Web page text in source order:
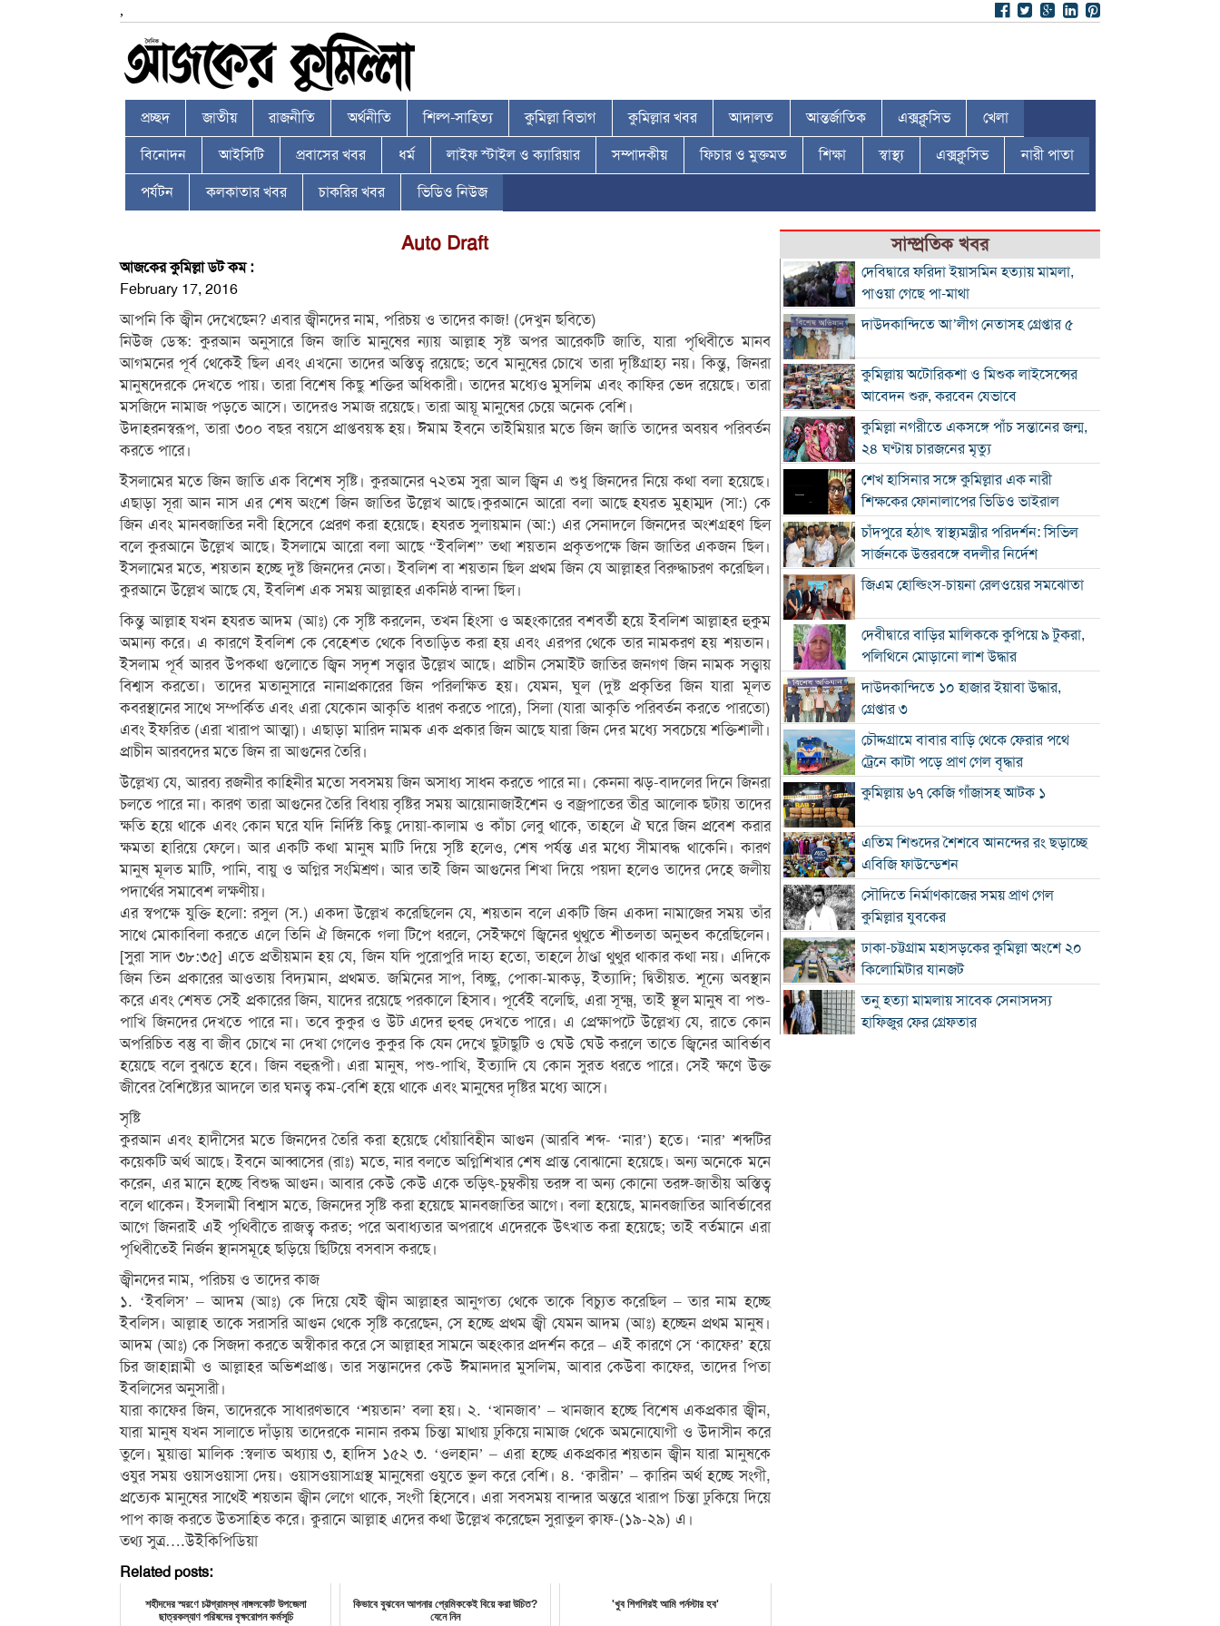
,
প্রচ্ছদ জাতীয় রাজনীতি অর্থনীতি শিল্প-সাহিত্য কুমিল্লা বিভাগ কুমিল্লার খবর আদালত আন্তর্জাতিক এক্সক্লুসিভ খেলা
বিনোদন আইসিটি প্রবাসের খবর ধর্ম লাইফ স্টাইল ও ক্যারিয়ার সম্পাদকীয় ফিচার ও মুক্তমত শিক্ষা স্বাস্থ্য এক্সক্লুসিভ নারী পাতা
পর্যটন কলকাতার খবর চাকরির খবর ভিডিও নিউজ
Auto Draft
আজকের কুমিল্লা ডট কম :
February 17, 2016
আপনি কি জ্বীন দেখেছেন? এবার জ্বীনদের নাম, পরিচয় ও তাদের কাজ! (দেখুন ছবিতে)
নিউজ ডেস্ক: কুরআন অনুসারে জিন জাতি মানুষের ন্যায় আল্লাহ সৃষ্ট অপর আরেকটি জাতি, যারা পৃথিবীতে মানব
আগমনের পূর্ব থেকেই ছিল এবং এখনো তাদের অস্তিত্ব রয়েছে; তবে মানুষের চোখে তারা দৃষ্টিগ্রাহ্য নয়। কিন্তু, জিনরা
মানুষদেরকে দেখতে পায়। তারা বিশেষ কিছু শক্তির অধিকারী। তাদের মধ্যেও মুসলিম এবং কাফির ভেদ রয়েছে। তারা
মসজিদে নামাজ পড়তে আসে। তাদেরও সমাজ রয়েছে। তারা আয়ূ মানুষের চেয়ে অনেক বেশি।
উদাহরনস্বরূপ, তারা ৩০০ বছর বয়সে প্রাপ্তবয়স্ক হয়। ঈমাম ইবনে তাইমিয়ার মতে জিন জাতি তাদের অবয়ব পরিবর্তন
করতে পারে।
ইসলামের মতে জিন জাতি এক বিশেষ সৃষ্টি। কুরআনের ৭২তম সুরা আল জ্বিন এ শুধু জিনদের নিয়ে কথা বলা হয়েছে।
এছাড়া সূরা আন নাস এর শেষ অংশে জিন জাতির উল্লেখ আছে।কুরআনে আরো বলা আছে হযরত মুহাম্মদ (সা:) কে
জিন এবং মানবজাতির নবী হিসেবে প্রেরণ করা হয়েছে। হযরত সুলায়মান (আ:) এর সেনাদলে জিনদের অংশগ্রহণ ছিল
বলে কুরআনে উল্লেখ আছে। ইসলামে আরো বলা আছে “ইবলিশ” তথা শয়তান প্রকৃতপক্ষে জিন জাতির একজন ছিল।
ইসলামের মতে, শয়তান হচ্ছে দুষ্ট জিনদের নেতা। ইবলিশ বা শয়তান ছিল প্রথম জিন যে আল্লাহর বিরুদ্ধাচরণ করেছিল।
কুরআনে উল্লেখ আছে যে, ইবলিশ এক সময় আল্লাহর একনিষ্ঠ বান্দা ছিল।
কিন্তু আল্লাহ যখন হযরত আদম (আঃ) কে সৃষ্টি করলেন, তখন হিংসা ও অহংকারের বশবর্তী হয়ে ইবলিশ আল্লাহর হুকুম
অমান্য করে। এ কারণে ইবলিশ কে বেহেশত থেকে বিতাড়িত করা হয় এবং এরপর থেকে তার নামকরণ হয় শয়তান।
ইসলাম পূর্ব আরব উপকথা গুলোতে জ্বিন সদৃশ সত্ত্বার উল্লেখ আছে। প্রাচীন সেমাইট জাতির জনগণ জিন নামক সত্ত্বায়
বিশ্বাস করতো। তাদের মতানুসারে নানাপ্রকারের জিন পরিলক্ষিত হয়। যেমন, ঘুল (দুষ্ট প্রকৃতির জিন যারা মূলত
কবরস্থানের সাথে সম্পর্কিত এবং এরা যেকোন আকৃতি ধারণ করতে পারে), সিলা (যারা আকৃতি পরিবর্তন করতে পারতো)
এবং ইফরিত (এরা খারাপ আত্মা)। এছাড়া মারিদ নামক এক প্রকার জিন আছে যারা জিন দের মধ্যে সবচেয়ে শক্তিশালী।
প্রাচীন আরবদের মতে জিন রা আগুনের তৈরি।
উল্লেখ্য যে, আরব্য রজনীর কাহিনীর মতো সবসময় জিন অসাধ্য সাধন করতে পারে না। কেননা ঝড়-বাদলের দিনে জিনরা
চলতে পারে না। কারণ তারা আগুনের তৈরি বিধায় বৃষ্টির সময় আয়োনাজাইশেন ও বজ্রপাতের তীব্র আলোক ছটায় তাদের
ক্ষতি হয়ে থাকে এবং কোন ঘরে যদি নির্দিষ্ট কিছু দোয়া-কালাম ও কাঁচা লেবু থাকে, তাহলে ঐ ঘরে জিন প্রবেশ করার
ক্ষমতা হারিয়ে ফেলে। আর একটি কথা মানুষ মাটি দিয়ে সৃষ্টি হলেও, শেষ পর্যন্ত এর মধ্যে সীমাবদ্ধ থাকেনি। কারণ
মানুষ মূলত মাটি, পানি, বায়ু ও অগ্নির সংমিশ্রণ। আর তাই জিন আগুনের শিখা দিয়ে পয়দা হলেও তাদের দেহে জলীয়
পদার্থের সমাবেশ লক্ষণীয়।
এর স্বপক্ষে যুক্তি হলো: রসুল (স.) একদা উল্লেখ করেছিলেন যে, শয়তান বলে একটি জিন একদা নামাজের সময় তাঁর
সাথে মোকাবিলা করতে এলে তিনি ঐ জিনকে গলা টিপে ধরলে, সেইক্ষণে জ্বিনের থুথুতে শীতলতা অনুভব করেছিলেন।
[সুরা সাদ ৩৮:৩৫] এতে প্রতীয়মান হয় যে, জিন যদি পুরোপুরি দাহ্য হতো, তাহলে ঠাণ্ডা থুথুর থাকার কথা নয়। এদিকে
জিন তিন প্রকারের আওতায় বিদ্যমান, প্রথমত. জমিনের সাপ, বিচ্ছু, পোকা-মাকড়, ইত্যাদি; দ্বিতীয়ত. শূন্যে অবস্থান
করে এবং শেষত সেই প্রকারের জিন, যাদের রয়েছে পরকালে হিসাব। পূর্বেই বলেছি, এরা সূক্ষ্ম, তাই স্থূল মানুষ বা পশু-
পাখি জিনদের দেখতে পারে না। তবে কুকুর ও উট এদের হুবহু দেখতে পারে। এ প্রেক্ষাপটে উল্লেখ্য যে, রাতে কোন
অপরিচিত বস্তু বা জীব চোখে না দেখা গেলেও কুকুর কি যেন দেখে ছুটাছুটি ও ঘেউ ঘেউ করলে তাতে জ্বিনের আবির্ভাব
হয়েছে বলে বুঝতে হবে। জিন বহুরূপী। এরা মানুষ, পশু-পাখি, ইত্যাদি যে কোন সুরত ধরতে পারে। সেই ক্ষণে উক্ত
জীবের বৈশিষ্ট্যের আদলে তার ঘনত্ব কম-বেশি হয়ে থাকে এবং মানুষের দৃষ্টির মধ্যে আসে।
সৃষ্টি
কুরআন এবং হাদীসের মতে জিনদের তৈরি করা হয়েছে ধোঁয়াবিহীন আগুন (আরবি শব্দ- ‘নার’) হতে। ‘নার’ শব্দটির
কয়েকটি অর্থ আছে। ইবনে আব্বাসের (রাঃ) মতে, নার বলতে অগ্নিশিখার শেষ প্রান্ত বোঝানো হয়েছে। অন্য অনেকে মনে
করেন, এর মানে হচ্ছে বিশুদ্ধ আগুন। আবার কেউ কেউ একে তড়িৎ-চুম্বকীয় তরঙ্গ বা অন্য কোনো তরঙ্গ-জাতীয় অস্তিত্ব
বলে থাকেন। ইসলামী বিশ্বাস মতে, জিনদের সৃষ্টি করা হয়েছে মানবজাতির আগে। বলা হয়েছে, মানবজাতির আবির্ভাবের
আগে জিনরাই এই পৃথিবীতে রাজত্ব করত; পরে অবাধ্যতার অপরাধে এদেরকে উৎখাত করা হয়েছে; তাই বর্তমানে এরা
পৃথিবীতেই নির্জন স্থানসমূহে ছড়িয়ে ছিটিয়ে বসবাস করছে।
জ্বীনদের নাম, পরিচয় ও তাদের কাজ
১. ‘ইবলিস’ – আদম (আঃ) কে দিয়ে যেই জ্বীন আল্লাহর আনুগত্য থেকে তাকে বিচ্যুত করেছিল – তার নাম হচ্ছে
ইবলিস। আল্লাহ তাকে সরাসরি আগুন থেকে সৃষ্টি করেছেন, সে হচ্ছে প্রথম জ্বী যেমন আদম (আঃ) হচ্ছেন প্রথম মানুষ।
আদম (আঃ) কে সিজদা করতে অস্বীকার করে সে আল্লাহর সামনে অহংকার প্রদর্শন করে – এই কারণে সে ‘কাফের’ হয়ে
চির জাহান্নামী ও আল্লাহর অভিশপ্রাপ্ত। তার সন্তানদের কেউ ঈমানদার মুসলিম, আবার কেউবা কাফের, তাদের পিতা
ইবলিসের অনুসারী।
যারা কাফের জিন, তাদেরকে সাধারণভাবে ‘শয়তান’ বলা হয়। ২. ‘খানজাব’ – খানজাব হচ্ছে বিশেষ একপ্রকার জ্বীন,
যারা মানুষ যখন সালাতে দাঁড়ায় তাদেরকে নানান রকম চিন্তা মাথায় ঢুকিয়ে নামাজ থেকে অমনোযোগী ও উদাসীন করে
তুলে। মুয়াত্তা মালিক :স্বলাত অধ্যায় ৩, হাদিস ১৫২ ৩. ‘ওলহান’ – এরা হচ্ছে একপ্রকার শয়তান জ্বীন যারা মানুষকে
ওযুর সময় ওয়াসওয়াসা দেয়। ওয়াসওয়াসাগ্রস্থ মানুষেরা ওযুতে ভুল করে বেশি। ৪. ‘ক্বারীন’ – ক্বারিন অর্থ হচ্ছে সংগী,
প্রত্যেক মানুষের সাথেই শয়তান জ্বীন লেগে থাকে, সংগী হিসেবে। এরা সবসময় বান্দার অন্তরে খারাপ চিন্তা ঢুকিয়ে দিয়ে
পাপ কাজ করতে উতসাহিত করে। ক্বুরানে আল্লাহ এদের কথা উল্লেখ করেছেন সুরাতুল ক্বাফ-(১৯-২৯) এ।
তথ্য সুত্র….উইকিপিডিয়া
Related posts:
শহীদদের স্মরণে চট্টগ্রামস্থ নাঙ্গলকোট উপজেলা
ছাত্রকল্যাণ পরিষদের বৃক্ষরোপন কর্মসূচি
কিভাবে বুঝবেন আপনার প্রেমিককেই বিয়ে করা উচিত?
যেনে নিন
'খুব শিগগিরই আমি পর্নস্টার হব'
সাম্প্রতিক খবর
দেবিদ্বারে ফরিদা ইয়াসমিন হত্যায় মামলা,
পাওয়া গেছে পা-মাথা
দাউদকান্দিতে আ’লীগ নেতাসহ গ্রেপ্তার ৫
কুমিল্লায় অটোরিকশা ও মিশুক লাইসেন্সের
আবেদন শুরু, করবেন যেভাবে
কুমিল্লা নগরীতে একসঙ্গে পাঁচ সন্তানের জন্ম,
২৪ ঘণ্টায় চারজনের মৃত্যু
শেখ হাসিনার সঙ্গে কুমিল্লার এক নারী
শিক্ষকের ফোনালাপের ভিডিও ভাইরাল
চাঁদপুরে হঠাৎ স্বাস্থ্যমন্ত্রীর পরিদর্শন: সিভিল
সার্জনকে উত্তরবঙ্গে বদলীর নির্দেশ
জিএম হোল্ডিংস-চায়না রেলওয়ের সমঝোতা
দেবীদ্বারে বাড়ির মালিককে কুপিয়ে ৯ টুকরা,
পলিথিনে মোড়ানো লাশ উদ্ধার
দাউদকান্দিতে ১০ হাজার ইয়াবা উদ্ধার,
গ্রেপ্তার ৩
চৌদ্দগ্রামে বাবার বাড়ি থেকে ফেরার পথে
ট্রেনে কাটা পড়ে প্রাণ গেল বৃদ্ধার
কুমিল্লায় ৬৭ কেজি গাঁজাসহ আটক ১
এতিম শিশুদের শৈশবে আনন্দের রং ছড়াচ্ছে
এবিজি ফাউন্ডেশন
সৌদিতে নির্মাণকাজের সময় প্রাণ গেল
কুমিল্লার যুবকের
ঢাকা-চট্টগ্রাম মহাসড়কের কুমিল্লা অংশে ২০
কিলোমিটার যানজট
তনু হত্যা মামলায় সাবেক সেনাসদস্য
হাফিজুর ফের গ্রেফতার